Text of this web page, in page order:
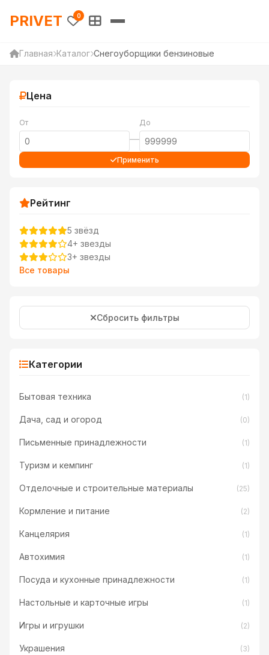
PRIVET — Каталог товаров
PRIVET 0
Главная Каталог Снегоуборщики бензиновые
Цена
От
—
До
Применить
Рейтинг
5 звёзд
4+ звезды
3+ звезды
Все товары
Сбросить фильтры
Категории
Бытовая техника (1)
Дача, сад и огород (0)
Письменные принадлежности (1)
Туризм и кемпинг (1)
Отделочные и строительные материалы (25)
Кормление и питание (2)
Канцелярия (1)
Автохимия (1)
Посуда и кухонные принадлежности (1)
Настольные и карточные игры (1)
Игры и игрушки (2)
Украшения (3)